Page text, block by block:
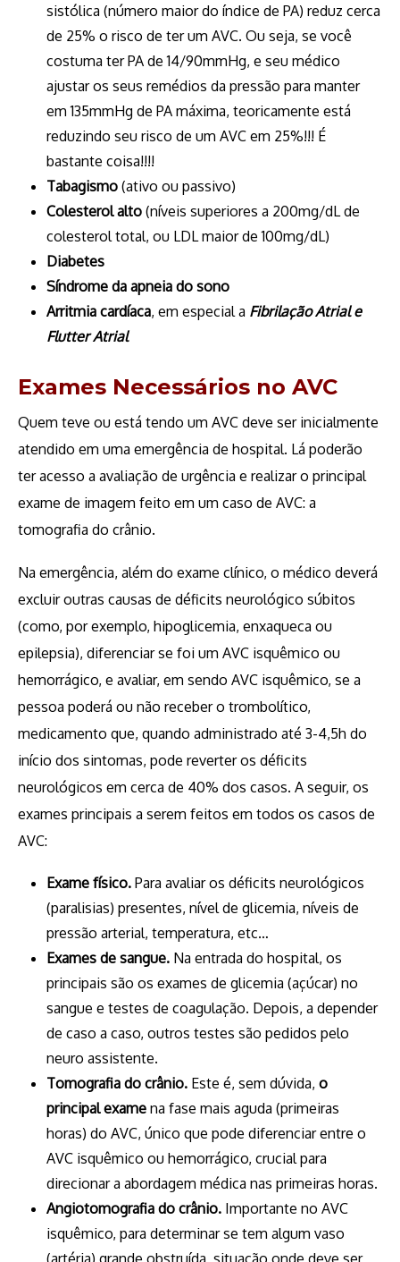
sistólica (número maior do índice de PA) reduz cerca
de 25% o risco de ter um AVC. Ou seja, se você
costuma ter PA de 14/90mmHg, e seu médico
ajustar os seus remédios da pressão para manter
em 135mmHg de PA máxima, teoricamente está
reduzindo seu risco de um AVC em 25%!!! É
bastante coisa!!!!
Tabagismo (ativo ou passivo)
Colesterol alto (níveis superiores a 200mg/dL de
colesterol total, ou LDL maior de 100mg/dL)
Diabetes
Síndrome da apneia do sono
Arritmia cardíaca, em especial a Fibrilação Atrial e
Flutter Atrial
Exames Necessários no AVC
Quem teve ou está tendo um AVC deve ser inicialmente
atendido em uma emergência de hospital. Lá poderão
ter acesso a avaliação de urgência e realizar o principal
exame de imagem feito em um caso de AVC: a
tomografia do crânio.
Na emergência, além do exame clínico, o médico deverá
excluir outras causas de déficits neurológico súbitos
(como, por exemplo, hipoglicemia, enxaqueca ou
epilepsia), diferenciar se foi um AVC isquêmico ou
hemorrágico, e avaliar, em sendo AVC isquêmico, se a
pessoa poderá ou não receber o trombolítico,
medicamento que, quando administrado até 3-4,5h do
início dos sintomas, pode reverter os déficits
neurológicos em cerca de 40% dos casos. A seguir, os
exames principais a serem feitos em todos os casos de
AVC:
Exame físico. Para avaliar os déficits neurológicos
(paralisias) presentes, nível de glicemia, níveis de
pressão arterial, temperatura, etc…
Exames de sangue. Na entrada do hospital, os
principais são os exames de glicemia (açúcar) no
sangue e testes de coagulação. Depois, a depender
de caso a caso, outros testes são pedidos pelo
neuro assistente.
Tomografia do crânio. Este é, sem dúvida, o
principal exame na fase mais aguda (primeiras
horas) do AVC, único que pode diferenciar entre o
AVC isquêmico ou hemorrágico, crucial para
direcionar a abordagem médica nas primeiras horas.
Angiotomografia do crânio. Importante no AVC
isquêmico, para determinar se tem algum vaso
(artéria) grande obstruída, situação onde deve ser